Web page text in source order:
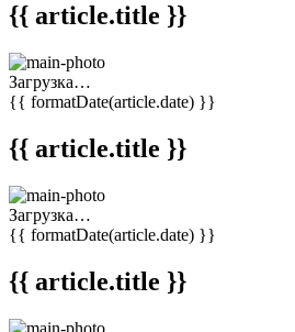
{{ article.title }}
Загрузка…
{{ formatDate(article.date) }}
{{ article.title }}
Загрузка…
{{ formatDate(article.date) }}
{{ article.title }}